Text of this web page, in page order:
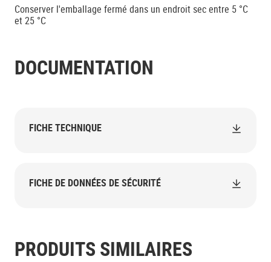
Conserver l'emballage fermé dans un endroit sec entre 5 °C
et 25 °C
DOCUMENTATION
FICHE TECHNIQUE
FICHE DE DONNÉES DE SÉCURITÉ
PRODUITS SIMILAIRES